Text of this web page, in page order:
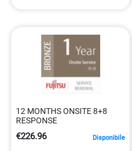
12 MONTHS ONSITE 8+8
RESPONSE
€226.96 Disponibile